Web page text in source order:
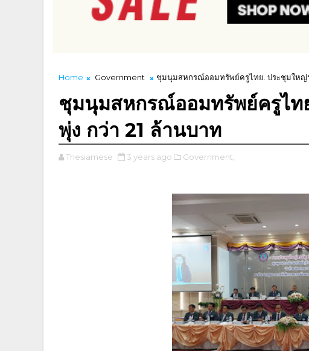
Home Government ชุมนุมสหกรณ์ออมทรัพย์ครูไทย. ประชุมใหญ่ฯ
ชุมนุมสหกรณ์ออมทรัพย์ครูไท
พุ่ง กว่า 21 ล้านบาท
Thesiamese 3 years ago Government,